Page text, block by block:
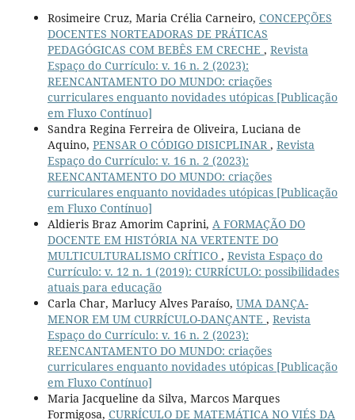
Rosimeire Cruz, Maria Crélia Carneiro, CONCEPÇÕES
DOCENTES NORTEADORAS DE PRÁTICAS
PEDAGÓGICAS COM BEBÊS EM CRECHE , Revista
Espaço do Currículo: v. 16 n. 2 (2023):
REENCANTAMENTO DO MUNDO: criações
curriculares enquanto novidades utópicas [Publicação
em Fluxo Contínuo]
Sandra Regina Ferreira de Oliveira, Luciana de
Aquino, PENSAR O CÓDIGO DISICPLINAR , Revista
Espaço do Currículo: v. 16 n. 2 (2023):
REENCANTAMENTO DO MUNDO: criações
curriculares enquanto novidades utópicas [Publicação
em Fluxo Contínuo]
Aldieris Braz Amorim Caprini, A FORMAÇÃO DO
DOCENTE EM HISTÓRIA NA VERTENTE DO
MULTICULTURALISMO CRÍTICO , Revista Espaço do
Currículo: v. 12 n. 1 (2019): CURRÍCULO: possibilidades
atuais para educação
Carla Char, Marlucy Alves Paraíso, UMA DANÇA-
MENOR EM UM CURRÍCULO-DANÇANTE , Revista
Espaço do Currículo: v. 16 n. 2 (2023):
REENCANTAMENTO DO MUNDO: criações
curriculares enquanto novidades utópicas [Publicação
em Fluxo Contínuo]
Maria Jacqueline da Silva, Marcos Marques
Formigosa, CURRÍCULO DE MATEMÁTICA NO VIÉS DA